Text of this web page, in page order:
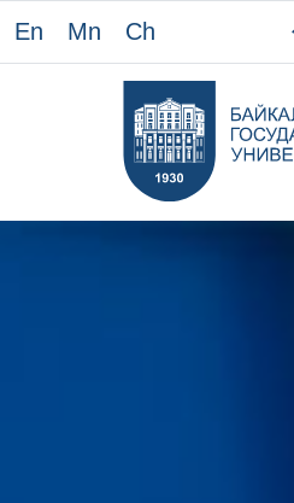
En Mn Ch